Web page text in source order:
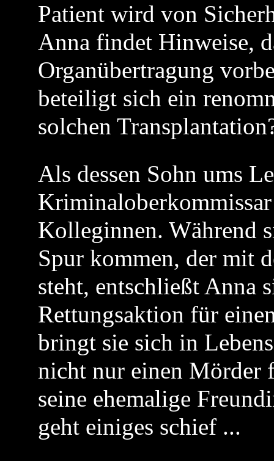
Patient wird von
Anna findet Hinweise,
Organübertragung
beteiligt sich ein
solchen
Als dessen Sohn ums
Kolleginnen. Während
Spur kommen, der mit
steht, entschließt Anna
Rettungsaktion für
bringt sie sich in
nicht nur einen Mörder
seine ehemalige
geht einiges schief ...